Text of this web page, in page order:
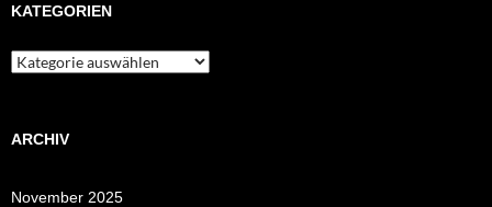
KATEGORIEN
Kategorien
ARCHIV
November 2025